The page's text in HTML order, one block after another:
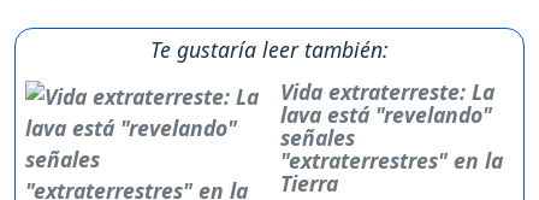
Te gustaría leer también:
Vida extraterreste: La
lava está "revelando"
señales
"extraterrestres" en la
Tierra